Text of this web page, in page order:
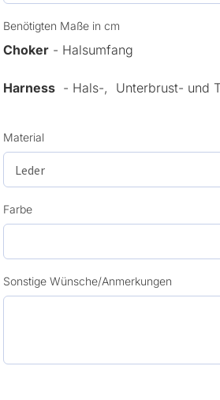
Benötigten Maße in cm
Choker- Halsumfang
Harness- Hals-, Unterbrust- und
Material
Farbe
Sonstige Wünsche/Anmerkungen